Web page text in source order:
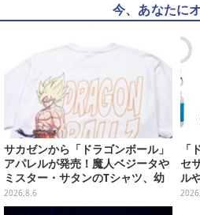
今、あなたに
サカゼンから「ドラゴンボール」
アパレルが発売！魔人ベジータや
ミスター・サタンのTシャツ、幼
少期悟空のパーカーなど幅広いデ
ザイン
2026.8.6
「
セ
ル
わ